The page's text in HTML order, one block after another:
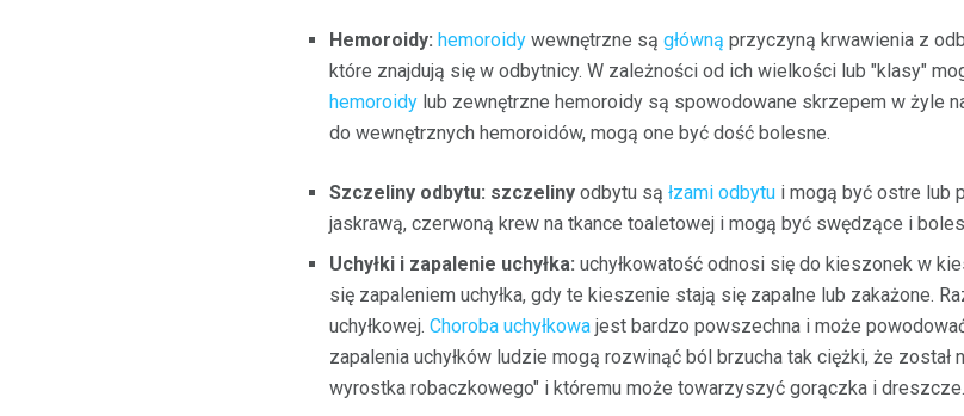
Hemoroidy: hemoroidy wewnętrzne są główną przyczyną krwawienia z
które znajdują się w odbytnicy. W zależności od ich wielkości lub "klasy"
hemoroidy lub zewnętrzne hemoroidy są spowodowane skrzepem w żyle
do wewnętrznych hemoroidów, mogą one być dość bolesne.
Szczeliny odbytu: szczeliny odbytu są łzami odbytu i mogą być ostre lub
jaskrawą, czerwoną krew na tkance toaletowej i mogą być swędzące i
Uchyłki i zapalenie uchyłka: uchyłkowatość odnosi się do kieszonek w
się zapaleniem uchyłka, gdy te kieszenie stają się zapalne lub zakażone.
uchyłkowej. Choroba uchyłkowa jest bardzo powszechna i może
zapalenia uchyłków ludzie mogą rozwinąć ból brzucha tak ciężki, że został
wyrostka robaczkowego" i któremu może towarzyszyć gorączka i dreszcze.